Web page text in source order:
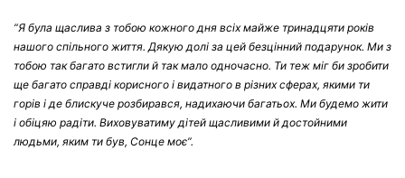
“Я була щаслива з тобою кожного дня всіх майже тринадцяти років
нашого спільного життя. Дякую долі за цей безцінний подарунок. Ми з
тобою так багато встигли й так мало одночасно. Ти теж міг би зробити
ще багато справді корисного і видатного в різних сферах, якими ти
горів і де блискуче розбирався, надихаючи багатьох. Ми будемо жити
і обіцяю радіти. Виховуватиму дітей щасливими й достойними
людьми, яким ти був, Сонце моє”.